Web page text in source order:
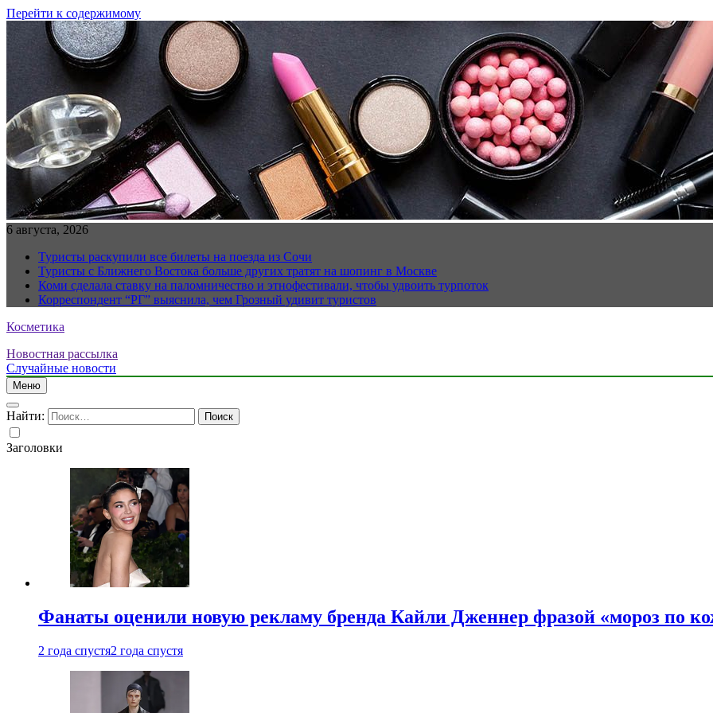
Перейти к содержимому
6 августа, 2026
Туристы раскупили все билеты на поезда из Сочи
Туристы с Ближнего Востока больше других тратят на шопинг в Москве
Коми сделала ставку на паломничество и этнофестивали, чтобы удвоить турпоток
Корреспондент “РГ” выяснила, чем Грозный удивит туристов
Косметика
Новостная рассылка
Случайные новости
Меню
Найти:
Заголовки
Фанаты оценили новую рекламу бренда Кайли Дженнер фразой «мороз по
2 года спустя2 года спустя